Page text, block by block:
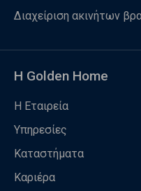
Διαχείριση ακινήτων
Η Golden Home
Η Εταιρεία
Υπηρεσίες
Καταστήματα
Καριέρα